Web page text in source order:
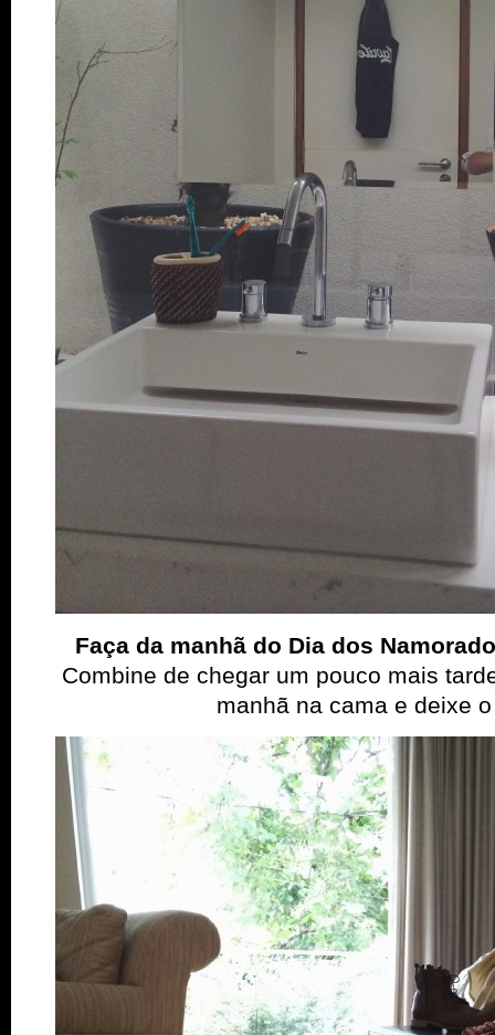
Faça da manhã do Dia dos
Combine de chegar um pouco mais
manhã na cama e deixe